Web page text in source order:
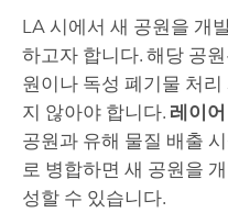
LA 시에서 새 공원을 개
하고자 합니다. 해당 공
원이나 독성 폐기물 처
지 않아야 합니다. 레이
공원과 유해 물질 배출
로 병합하면 새 공원을
성할 수 있습니다.